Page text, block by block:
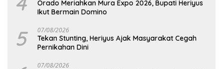
Orado Meriahkan Mura Expo 2026, Bupati Heriyus
Ikut Bermain Domino
5 07/08/2026
Tekan Stunting, Heriyus Ajak Masyarakat Cegah
Pernikahan Dini
07/08/2026